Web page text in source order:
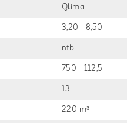
Qlima
3,20 - 8,50
ntb
750 - 112,5
13
220 m³